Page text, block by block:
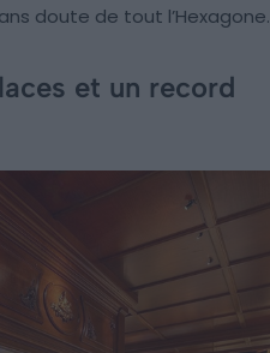
doute de tout l’Hexagone.
et un record